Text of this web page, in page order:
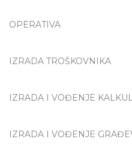
OPERATIVA
IZRADA TROŠKOVNIKA
IZRADA I VOĐENJE
IZRADA I VOĐENJE